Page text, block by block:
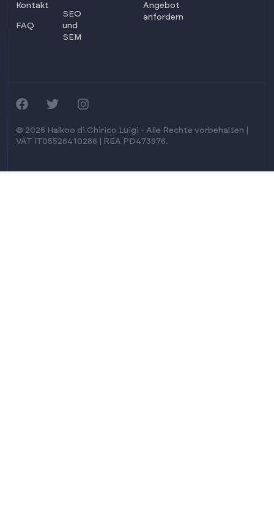
Kontakt
FAQ
SEO
und
SEM
Angebot
anfordern
© 2026 Halkoo di Chirico Luigi - Alle Rechte vorbehalten |
VAT IT05526410286 | REA PD473976.